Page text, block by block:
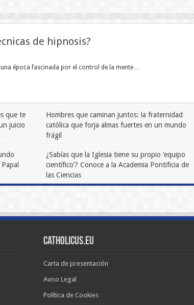
de hipnosis?
época fascinada por el control de la mente …
que te
juicio
en
Automática”:
acciones
expulsan
de
Hombres que caminan juntos: la fraternidad
católica que forja almas fuertes en un mundo
frágil
¿Sabías que la Iglesia tiene su propio ‘equipo
científico’? Conoce a la Academia Pontificia de
las Ciencias
marzo 7, 2025 0
Catholicus.eu
Carta de presentación
Aviso Legal
Política de Cookies